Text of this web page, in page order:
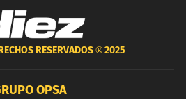
RESERVADOS ®2025
OPSA